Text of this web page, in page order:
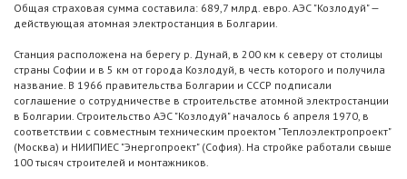
Общая страховая сумма составила: 689,7 млрд. евро. АЭС "Козлодуй" —
действующая атомная электростанция в Болгарии.
Станция расположена на берегу р. Дунай, в 200 км к северу от столицы
страны Софии и в 5 км от города Козлодуй, в честь которого и получила
название. В 1966 правительства Болгарии и СССР подписали
соглашение о сотрудничестве в строительстве атомной электростанции
в Болгарии. Строительство АЭС "Козлодуй" началось 6 апреля 1970, в
соответствии с совместным техническим проектом "Теплоэлектропроект"
(Москва) и НИИПИЕС "Энергопроект" (София). На стройке работали свыше
100 тысяч строителей и монтажников.